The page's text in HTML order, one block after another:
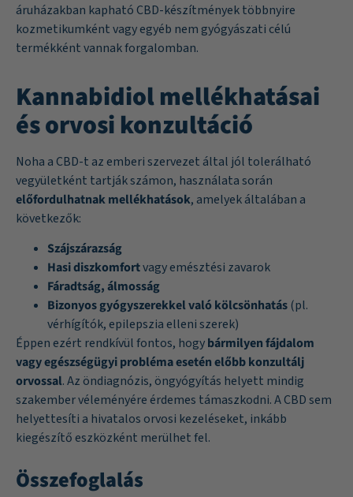
áruházakban kapható CBD-készítmények többnyire
kozmetikumként vagy egyéb nem gyógyászati célú
termékként vannak forgalomban.
Kannabidiol mellékhatásai
és orvosi konzultáció
Noha a CBD-t az emberi szervezet által jól tolerálható
vegyületként tartják számon, használata során
előfordulhatnak mellékhatások, amelyek általában a
következők:
Szájszárazság
Hasi diszkomfortvagy emésztési zavarok
Fáradtság, álmosság
Bizonyos gyógyszerekkel való kölcsönhatás(pl.
vérhígítók, epilepszia elleni szerek)
Éppen ezért rendkívül fontos, hogybármilyen fájdalom
vagy egészségügyi probléma esetén előbb konzultálj
orvossal. Az öndiagnózis, öngyógyítás helyett mindig
szakember véleményére érdemes támaszkodni. A CBD sem
helyettesíti a hivatalos orvosi kezeléseket, inkább
kiegészítő eszközként merülhet fel.
Összefoglalás